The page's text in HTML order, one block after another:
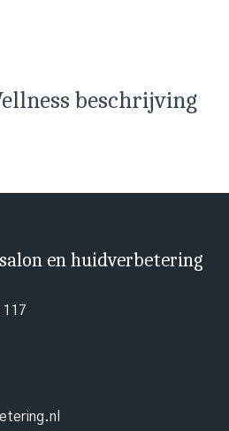
beschrijving
en huidverbetering